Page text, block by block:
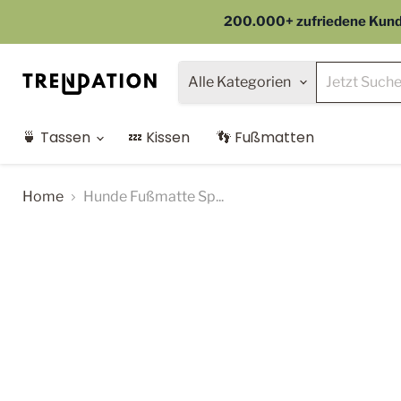
200.000+ zufriedene
Alle Kategorien
🍵 Tassen 💤 Kissen 👣 Fußmatten
Home Hunde Fußmatte Sp...